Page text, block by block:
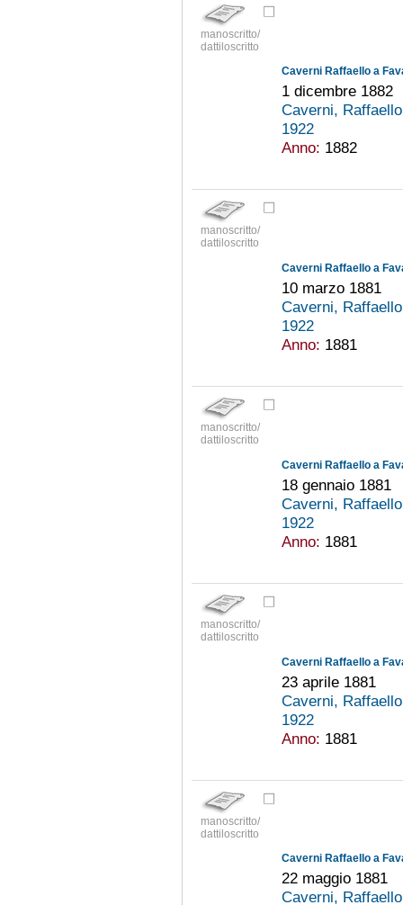
manoscritto/
dattiloscritto
Caverni Raffaello a
1 dicembre 1882
Caverni,
1922
Anno: 1882
manoscritto/
dattiloscritto
Caverni Raffaello a
10 marzo 1881
Caverni,
1922
Anno: 1881
manoscritto/
dattiloscritto
Caverni Raffaello a
18 gennaio 1881
Caverni,
1922
Anno: 1881
manoscritto/
dattiloscritto
Caverni Raffaello a
23 aprile 1881
Caverni,
1922
Anno: 1881
manoscritto/
dattiloscritto
Caverni Raffaello a
22 maggio 1881
Caverni,